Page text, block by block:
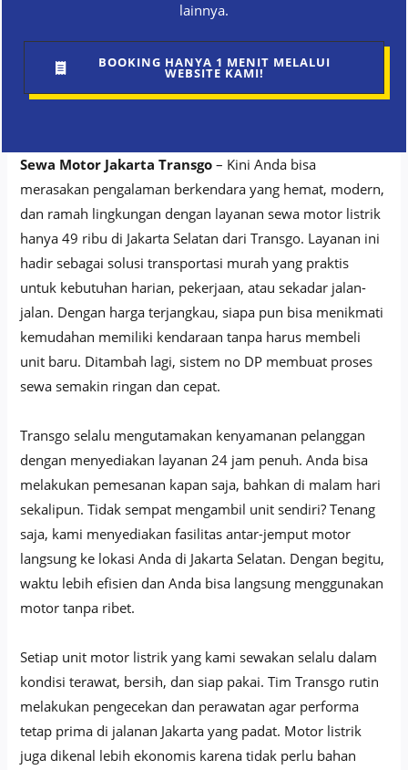
lainnya.
BOOKING HANYA 1 MENIT MELALUI
WEBSITE KAMI!
Sewa Motor Jakarta Transgo– Kini Anda bisa
merasakan pengalaman berkendara yang hemat, modern,
dan ramah lingkungan dengan layanan sewa motor listrik
hanya 49 ribu di Jakarta Selatan dari Transgo. Layanan ini
hadir sebagai solusi transportasi murah yang praktis
untuk kebutuhan harian, pekerjaan, atau sekadar jalan-
jalan. Dengan harga terjangkau, siapa pun bisa menikmati
kemudahan memiliki kendaraan tanpa harus membeli
unit baru. Ditambah lagi, sistem no DP membuat proses
sewa semakin ringan dan cepat.
Transgo selalu mengutamakan kenyamanan pelanggan
dengan menyediakan layanan 24 jam penuh. Anda bisa
melakukan pemesanan kapan saja, bahkan di malam hari
sekalipun. Tidak sempat mengambil unit sendiri? Tenang
saja, kami menyediakan fasilitas antar-jemput motor
langsung ke lokasi Anda di Jakarta Selatan. Dengan begitu,
waktu lebih efisien dan Anda bisa langsung menggunakan
motor tanpa ribet.
Setiap unit motor listrik yang kami sewakan selalu dalam
kondisi terawat, bersih, dan siap pakai. Tim Transgo rutin
melakukan pengecekan dan perawatan agar performa
tetap prima di jalanan Jakarta yang padat. Motor listrik
juga dikenal lebih ekonomis karena tidak perlu bahan